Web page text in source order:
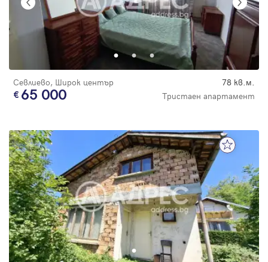
Севлиево, Широк център 78 кв.м.
65 000 Тристаен апартамент